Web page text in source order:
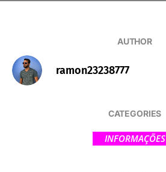
AUTHOR
ramon23238777
CATEGORIES
INFORMAÇÕES